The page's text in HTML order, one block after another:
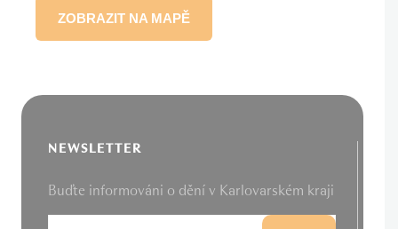
ZOBRAZIT NA MAPĚ
NEWSLETTER
Buďte informováni o dění v Karlovarském kraji